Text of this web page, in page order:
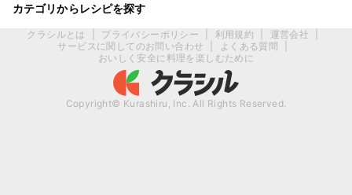
カテゴリからレシピを探す
クラシルとは プライバシーポリシー 利用規約 運営会社
サービスに関してのお問い合わせ
よくある質問
おいしく安全に料理を楽しむために
Copyright© Kurashiru, Inc. All Rights Reserved.